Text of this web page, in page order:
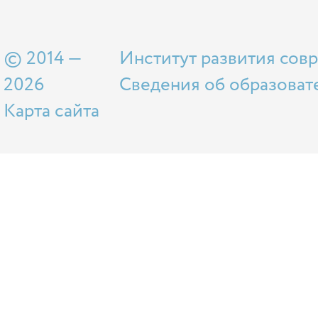
© 2014 —
2026
Карта сайта
Институт развития
Сведения об